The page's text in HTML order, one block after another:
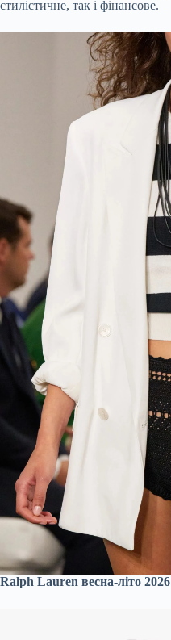
стилістичне, так і фінансове.
Ralph Lauren весна-літо 2026